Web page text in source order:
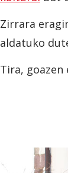
Zirrara
aldatuko
Tira, goazen